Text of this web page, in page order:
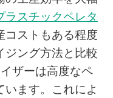
ラスチックペレタ
コストもある程度
ジング方法と比較
ザーは高度なペ
います。これによ